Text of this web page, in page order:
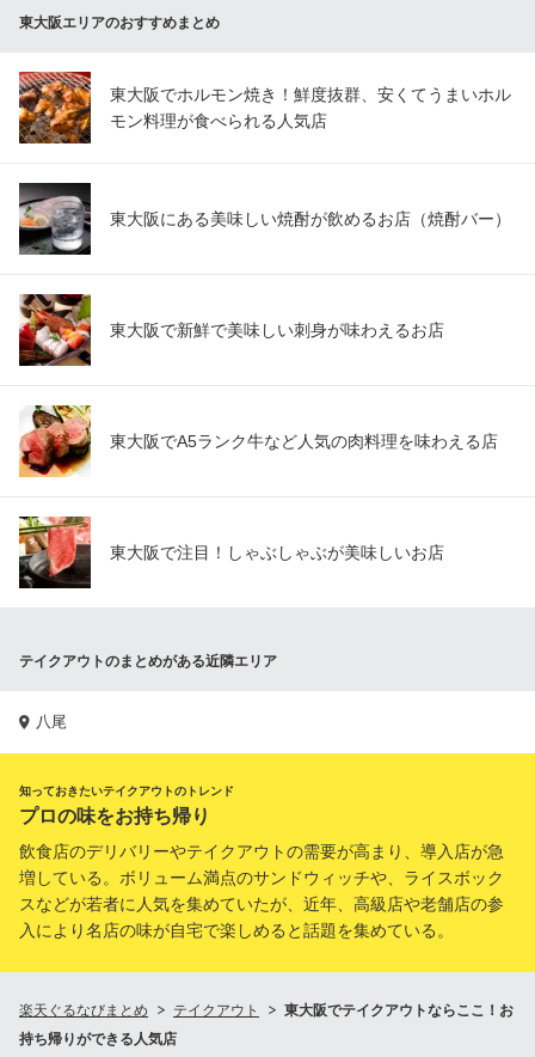
東大阪エリアのおすすめまとめ
東大阪でホルモン焼き！鮮度抜群、安くてうまいホル
モン料理が食べられる人気店
東大阪にある美味しい焼酎が飲めるお店（焼酎バー）
東大阪で新鮮で美味しい刺身が味わえるお店
東大阪でA5ランク牛など人気の肉料理を味わえる店
東大阪で注目！しゃぶしゃぶが美味しいお店
テイクアウトのまとめがある近隣エリア
八尾
知っておきたいテイクアウトのトレンド
プロの味をお持ち帰り
飲食店のデリバリーやテイクアウトの需要が高まり、導入店が急
増している。ボリューム満点のサンドウィッチや、ライスボック
スなどが若者に人気を集めていたが、近年、高級店や老舗店の参
入により名店の味が自宅で楽しめると話題を集めている。
楽天ぐるなびまとめ テイクアウト
東大阪でテイクアウトならここ！お
持ち帰りができる人気店